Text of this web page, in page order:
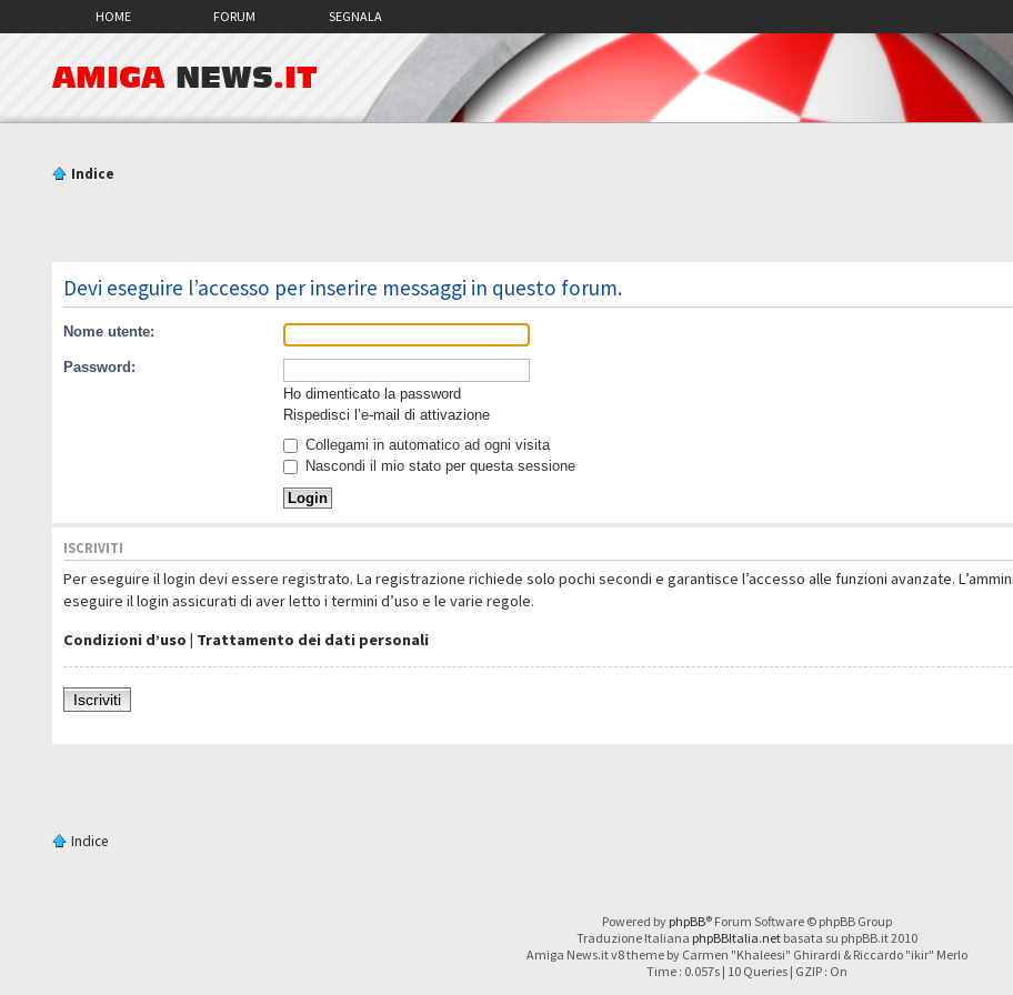
HOME FORUM SEGNALA
AMIGA NEWS.IT
Indice
Devi eseguire l’accesso per inserire messaggi in questo forum.
Nome utente:
Password:
Ho dimenticato la password
Rispedisci l’e-mail di attivazione
Collegami in automatico ad ogni visita
Nascondi il mio stato per questa sessione
ISCRIVITI
Per eseguire il login devi essere registrato. La registrazione richiede solo pochi secondi e garantisce l’accesso alle funzioni avanzate.
eseguire il login assicurati di aver letto i termini d’uso e le varie regole.
Condizioni d’uso | Trattamento dei dati personali
Iscriviti
Indice
Powered by phpBB® Forum Software © phpBB Group
Traduzione Italiana phpBBItalia.netbasata su phpBB.it 2010
Amiga News.it v8 theme by Carmen "Khaleesi" Ghirardi & Riccardo "ikir" Merlo
Time : 0.057s | 10 Queries | GZIP : On